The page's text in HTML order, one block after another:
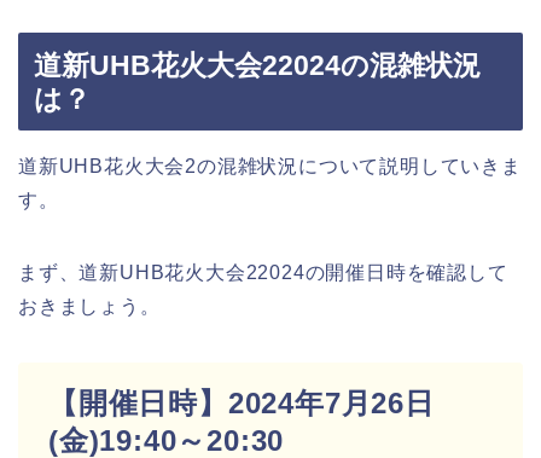
道新UHB花火大会22024の混雑状況
は？
道新UHB花火大会2の混雑状況について説明していきま
す。
まず、道新UHB花火大会22024の開催日時を確認して
おきましょう。
【開催日時】2024年7月26日
(金)19:40～20:30